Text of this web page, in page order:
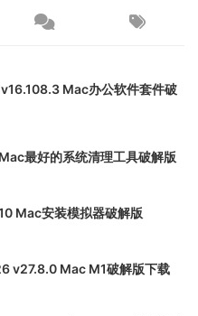
Mac办公软件套件破
最好的系统清理工具破解版
Mac安装模拟器破解版
v27.8.0 Mac M1破解版下载